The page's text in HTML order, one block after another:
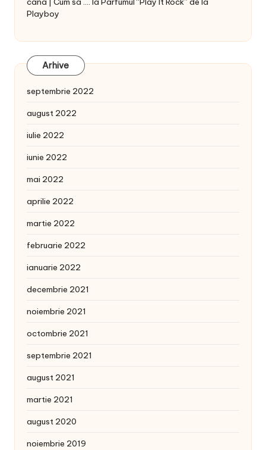
Playboy
Arhive
septembrie 2022
august 2022
iulie 2022
iunie 2022
mai 2022
aprilie 2022
martie 2022
februarie 2022
ianuarie 2022
decembrie 2021
noiembrie 2021
octombrie 2021
septembrie 2021
august 2021
martie 2021
august 2020
noiembrie 2019